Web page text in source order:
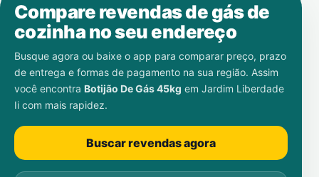
Compare revendas de gás de
cozinha no seu endereço
Busque agora ou baixe o app para comparar preço, prazo
de entrega e formas de pagamento na sua região. Assim
você encontra Botijão De Gás 45kg em Jardim Liberdade
Ii com mais rapidez.
Buscar revendas agora